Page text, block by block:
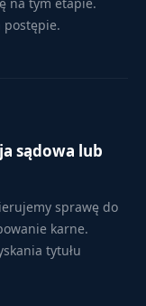
postępie.
sądowa lub
sprawę do
karne.
tytułu